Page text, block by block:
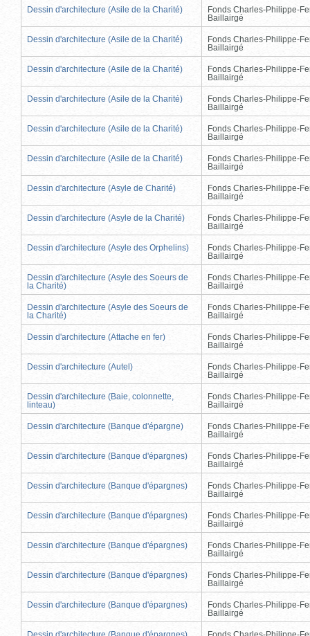
Dessin d'architecture (Asile de la Charité)
Fonds Charles-Philippe-
Baillairgé
Dessin d'architecture (Asile de la Charité)
Fonds Charles-Philippe-
Baillairgé
Dessin d'architecture (Asile de la Charité)
Fonds Charles-Philippe-
Baillairgé
Dessin d'architecture (Asile de la Charité)
Fonds Charles-Philippe-
Baillairgé
Dessin d'architecture (Asile de la Charité)
Fonds Charles-Philippe-
Baillairgé
Dessin d'architecture (Asile de la Charité)
Fonds Charles-Philippe-
Baillairgé
Dessin d'architecture (Asyle de Charité)
Fonds Charles-Philippe-
Baillairgé
Dessin d'architecture (Asyle de la Charité)
Fonds Charles-Philippe-
Baillairgé
Dessin d'architecture (Asyle des Orphelins)
Fonds Charles-Philippe-
Baillairgé
Dessin d'architecture (Asyle des Soeurs de
la Charité)
Fonds Charles-Philippe-
Baillairgé
Dessin d'architecture (Asyle des Soeurs de
la Charité)
Fonds Charles-Philippe-
Baillairgé
Dessin d'architecture (Attache en fer)
Fonds Charles-Philippe-
Baillairgé
Dessin d'architecture (Autel)
Fonds Charles-Philippe-
Baillairgé
Dessin d'architecture (Baie, colonnette,
linteau)
Fonds Charles-Philippe-
Baillairgé
Dessin d'architecture (Banque d'épargne)
Fonds Charles-Philippe-
Baillairgé
Dessin d'architecture (Banque d'épargnes)
Fonds Charles-Philippe-
Baillairgé
Dessin d'architecture (Banque d'épargnes)
Fonds Charles-Philippe-
Baillairgé
Dessin d'architecture (Banque d'épargnes)
Fonds Charles-Philippe-
Baillairgé
Dessin d'architecture (Banque d'épargnes)
Fonds Charles-Philippe-
Baillairgé
Dessin d'architecture (Banque d'épargnes)
Fonds Charles-Philippe-
Baillairgé
Dessin d'architecture (Banque d'épargnes)
Fonds Charles-Philippe-
Baillairgé